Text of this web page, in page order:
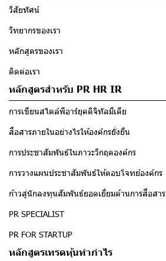
วิสัยทัศน์
วิทยากรของเรา
หลักสูตรของเรา
ติดต่อเรา
หลักสูตรสำหรับ PR HR IR
การเขียนสไตล์พีอาร์ยุคดิจิทัลมีเดีย
สื่อสารภายในอย่างไรให้องค์กรยั่งยืน
การประชาสัมพันธ์ในภาวะวิกฤตองค์กร
การวางแผนประชาสัมพันธ์ให้ตอบโจทย์องค์กร
ก้าวสู่นักลงทุนสัมพันธ์ยอดเยี่ยมด้านการสื่อสาร
PR SPECIALIST
PR FOR STARTUP
หลักสูตรเทรดหุ้นทำกำไร